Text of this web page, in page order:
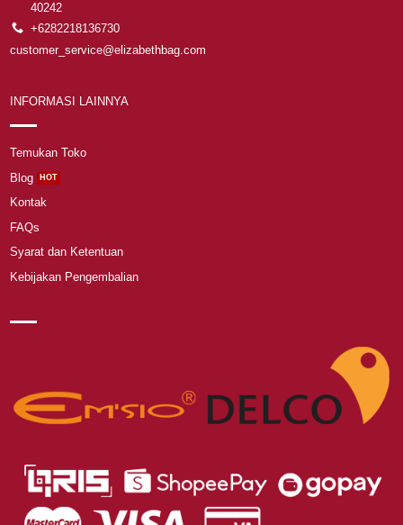
40242
+6282218136730
customer_service@elizabethbag.com
INFORMASI LAINNYA
Temukan Toko
Blog
Kontak
FAQs
Syarat dan Ketentuan
Kebijakan Pengembalian